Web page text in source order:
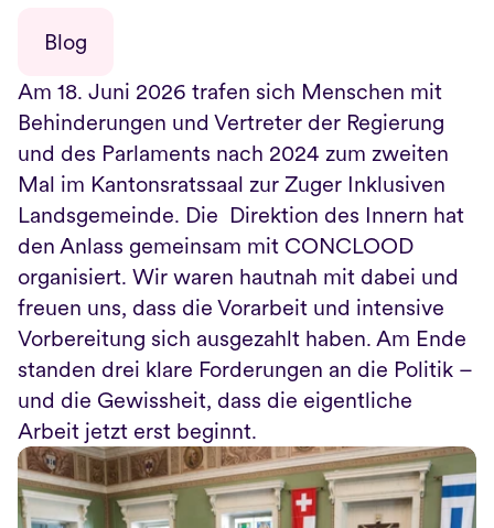
Blog
Am 18. Juni 2026 trafen sich Menschen mit
Behinderungen und Vertreter der Regierung
und des Parlaments nach 2024 zum zweiten
Mal im Kantonsratssaal zur Zuger Inklusiven
Landsgemeinde. Die  Direktion des Innern hat
den Anlass gemeinsam mit CONCLOOD
organisiert. Wir waren hautnah mit dabei und
freuen uns, dass die Vorarbeit und intensive
Vorbereitung sich ausgezahlt haben. Am Ende
standen drei klare Forderungen an die Politik –
und die Gewissheit, dass die eigentliche
Arbeit jetzt erst beginnt.